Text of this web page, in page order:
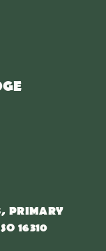
PRIMARY
16310